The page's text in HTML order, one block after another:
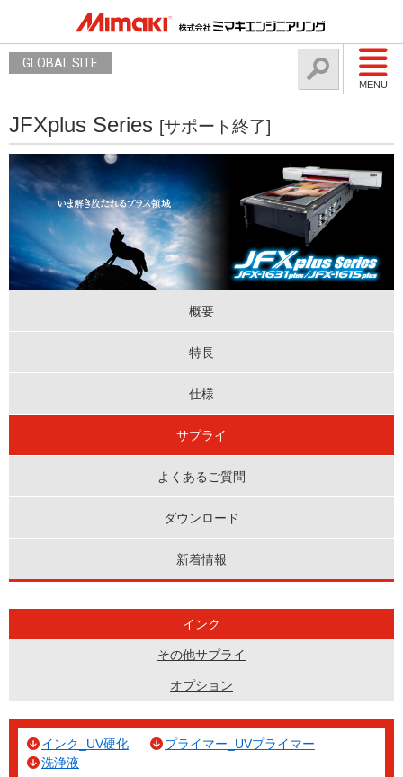
MENU
GLOBAL SITE
JFXplus Series [サポート終了]
概要
特長
仕様
サプライ
よくあるご質問
ダウンロード
新着情報
インク
その他サプライ
オプション
インク_UV硬化
プライマー_UVプライマー
洗浄液